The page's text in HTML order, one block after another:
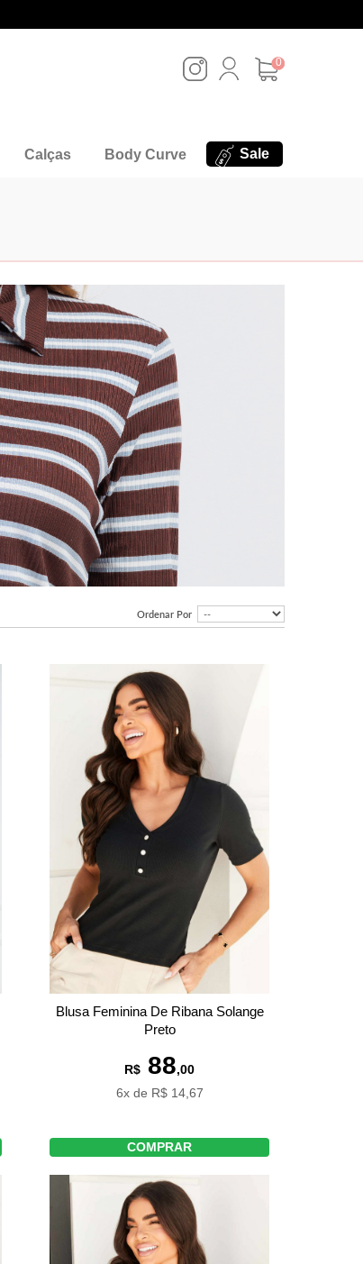
0
Calças Body Curve Sale
Ordenar Por
Blusa Feminina De Ribana Solange
Preto
R$ 88,00
6x de R$ 14,67
COMPRAR